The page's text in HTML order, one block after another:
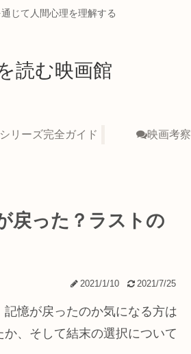
じて人間心理を理解する
読む映画館
リーズ完全ガイド 映画考察
戻った？ラストの
2021/1/10 2021/7/25
憶が戻ったのか気になる方は
、そして結末の選択について